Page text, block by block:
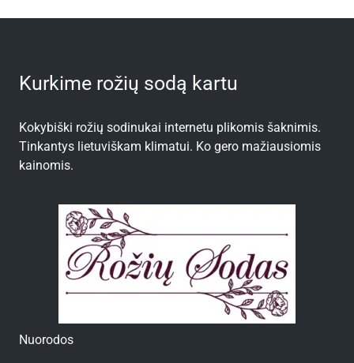
Kurkime rožių sodą kartu
Kokybiški rožių sodinukai internetu plikomis šaknimis.
Tinkantys lietuviškam klimatui. Ko gero mažiausiomis
kainomis.
Nuorodos